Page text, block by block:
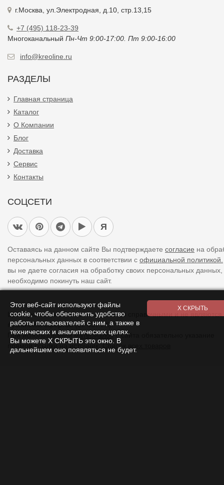
г.Москва, ул.Электродная, д.10, стр.13,15
+7 (495) 118-23-39
Многоканальный Пн-Чт 9:00-17:00. Пт 9:00-16:00
info@kreoline.ru
РАЗДЕЛЫ
Главная страница
Каталог
О Компании
Блог
Доставка
Сервис
Контакты
СОЦСЕТИ
Я
Оставаясь на данном сайте Вы подтверждаете согласие на
персональных данных в соответствии с официальной политикой.
вы не даете согласия на обработку своих персональных
необходимо покинуть наш сайт.
Цены указанные на сайте являются справочными и не являются
публичной офертой (ст. 437 ГК).
При использованииматериаловс сайта обязательно указание
прямой ссылки на источник.Список всех товаров
Этот веб-сайт используют файлы
cookie, чтобы обеспечить удобство
работы пользователей с ним, а также в
технических и аналитических целях.
Вы можете Х СКРЫТЬ это окно. В
дальнейшем оно появляться не будет.